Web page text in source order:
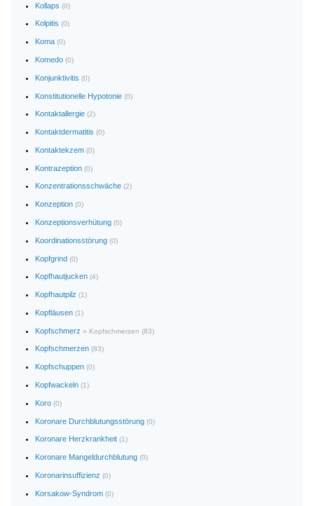
Kollaps (0)
Kolpitis (0)
Koma (0)
Komedo (0)
Konjunktivitis (0)
Konstitutionelle Hypotonie (0)
Kontaktallergie (2)
Kontaktdermatitis (0)
Kontaktekzem (0)
Kontrazeption (0)
Konzentrationsschwäche (2)
Konzeption (0)
Konzeptionsverhütung (0)
Koordinationsstörung (0)
Kopfgrind (0)
Kopfhautjucken (4)
Kopfhautpilz (1)
Kopfläusen (1)
Kopfschmerz » Kopfschmerzen (83)
Kopfschmerzen (83)
Kopfschuppen (0)
Kopfwackeln (1)
Koro (0)
Koronare Durchblutungsstörung (0)
Koronare Herzkrankheit (1)
Koronare Mangeldurchblutung (0)
Koronarinsuffizienz (0)
Korsakow-Syndrom (0)